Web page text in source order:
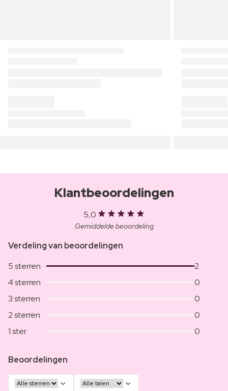
Klantbeoordelingen
5,0
Gemiddelde beoordeling
Verdeling van beoordelingen
5 sterren
2
4 sterren
0
3 sterren
0
2 sterren
0
1 ster
0
Beoordelingen